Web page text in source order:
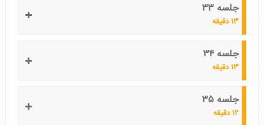
جلسه ۳۳
۱۳ دقیقه
جلسه ۳۴
۱۳ دقیقه
جلسه ۳۵
۱۲ دقیقه